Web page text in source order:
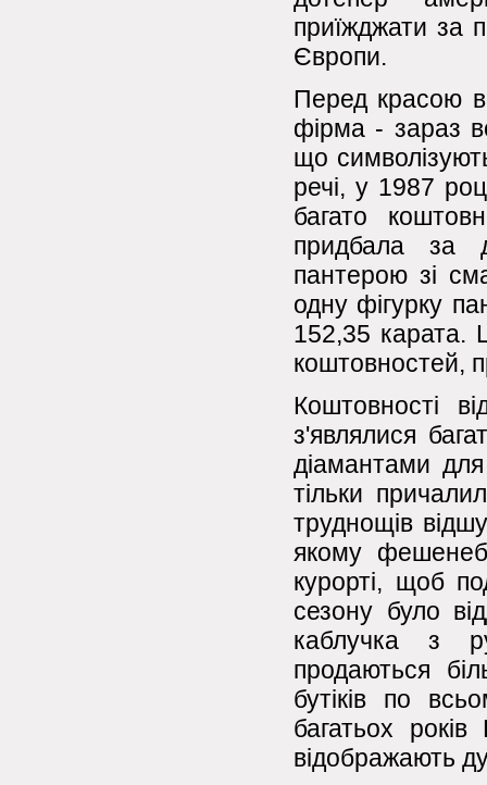
приїжджати за
Європи.
Перед красою
фірма - зараз
що
речі, у 1987
багато
придбала за
пантерою зі
одну фігурку
152,35 карата.
коштовностей,
Коштовності
з'являлися
діамантами
тільки
труднощів
якому
курорті, щоб
сезону було
каблучка з
продаються
бутіків по
багатьох
відображають